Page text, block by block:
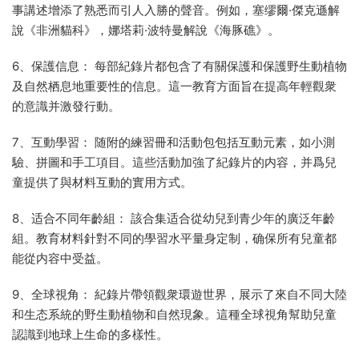
事講述增添了熟悉而引人入勝的聲音。例如，塞缪爾·傑克遜解
說《非洲貓科》，娜塔莉·波特曼解說《海豚礁》。
6、保護信息： 每部紀錄片都包含了有關保護和保護野生動植物
及自然栖息地重要性的信息。這一教育方面旨在提高年輕觀衆
的意識并激發行動。
7、互動學習： 随附的練習冊和活動包包括互動元素，如小測
驗、拼圖和手工項目。這些活動加強了紀錄片的内容，并爲兒
童提供了與材料互動的實用方式。
8、适合不同年齡組： 該合集适合從幼兒到青少年的廣泛年齡
組。教育材料針對不同的學習水平量身定制，确保所有兒童都
能從内容中受益。
9、全球視角： 紀錄片帶領觀衆環遊世界，展示了來自不同大陸
和生态系統的野生動植物和自然現象。這種全球視角幫助兒童
認識到地球上生命的多樣性。